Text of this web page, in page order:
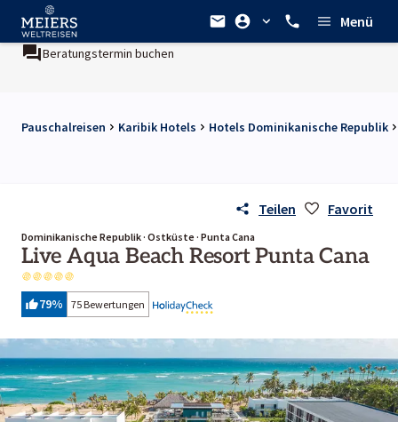
Menü
buchen Ein Unternehmen der
Pauschalreisen Karibik Hotels Hotels Dominikanische Republik
Teilen Favorit
Dominikanische Republik · Ostküste · Punta Cana
Live Aqua Beach Resort Punta Cana
79% 75 Bewertungen